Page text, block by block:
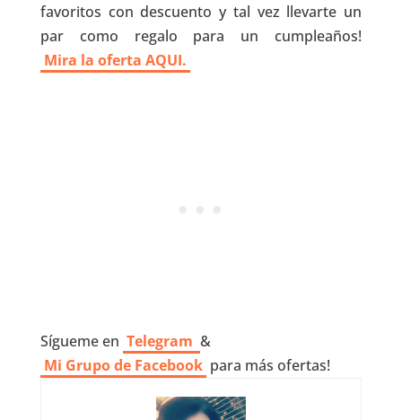
favoritos con descuento y tal vez llevarte un
par como regalo para un cumpleaños!
Mira la oferta AQUI.
Sígueme en Telegram &
Mi Grupo de Facebook para más ofertas!